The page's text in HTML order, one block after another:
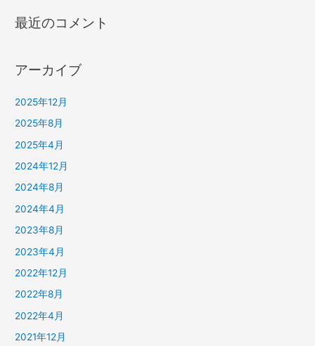
最近のコメント
アーカイブ
2025年12月
2025年8月
2025年4月
2024年12月
2024年8月
2024年4月
2023年8月
2023年4月
2022年12月
2022年8月
2022年4月
2021年12月